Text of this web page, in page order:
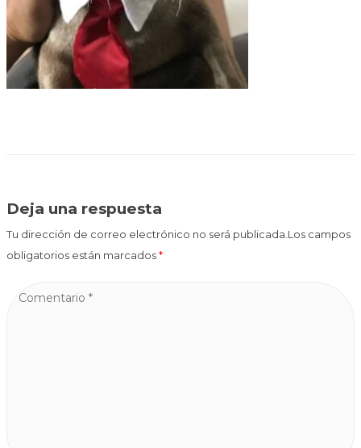
Deja una respuesta
Tu dirección de correo electrónico no será publicada.Los campos
obligatorios están marcados*